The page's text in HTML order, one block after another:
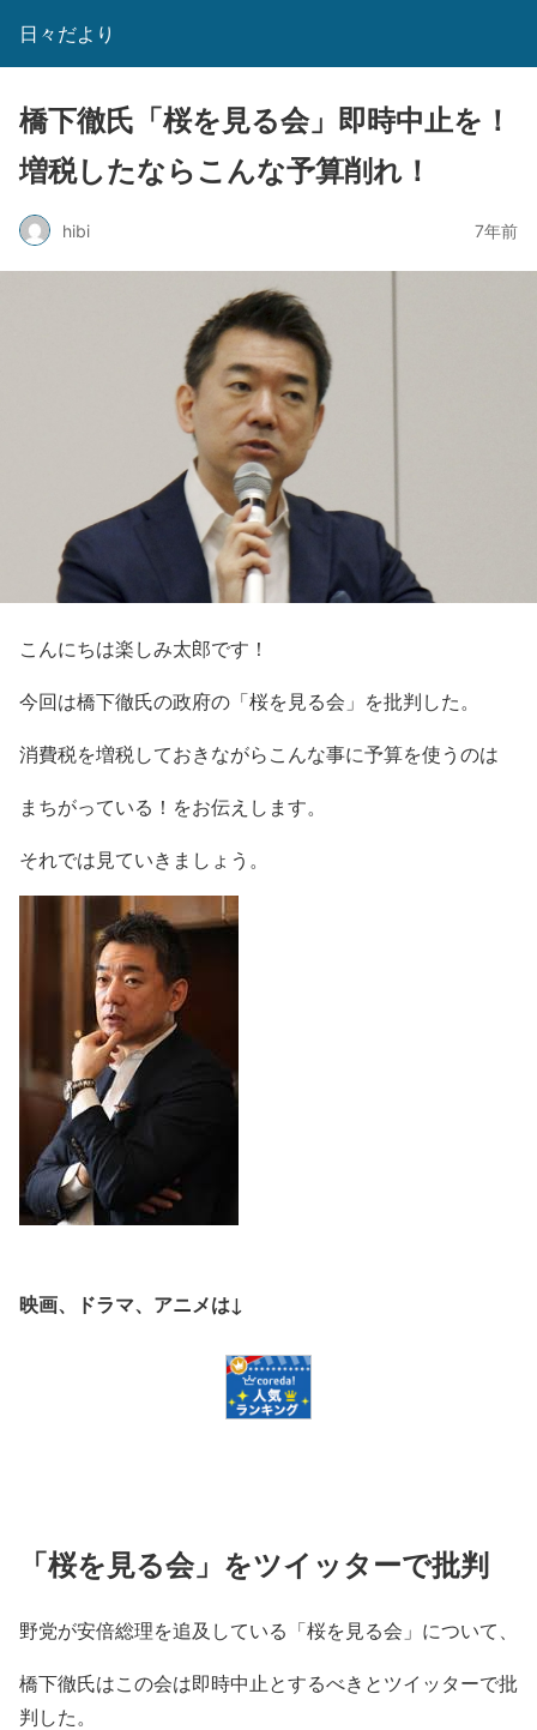
日々だより
橋下徹氏「桜を見る会」即時中止を！
増税したならこんな予算削れ！
hibi 7年前
こんにちは楽しみ太郎です！
今回は橋下徹氏の政府の「桜を見る会」を批判した。
消費税を増税しておきながらこんな事に予算を使うのは
まちがっている！をお伝えします。
それでは見ていきましょう。
映画、ドラマ、アニメは↓
「桜を見る会」をツイッターで批判
野党が安倍総理を追及している「桜を見る会」について、
橋下徹氏はこの会は即時中止とするべきとツイッターで批
判した。